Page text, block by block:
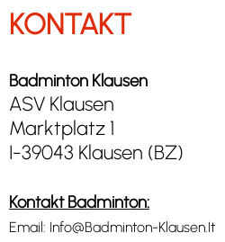
KONTAKT
Badminton Klausen
ASV Klausen
Marktplatz 1
I-39043 Klausen (BZ)
Kontakt Badminton:
Email: Info@Badminton-Klausen.It